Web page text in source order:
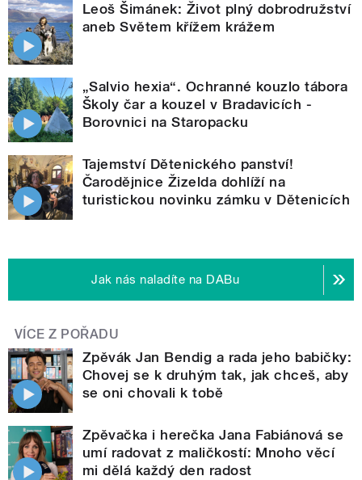
Leoš Šimánek: Život plný dobrodružství
aneb Světem křížem krážem
„Salvio hexia“. Ochranné kouzlo tábora
Školy čar a kouzel v Bradavicích -
Borovnici na Staropacku
Tajemství Dětenického panství!
Čarodějnice Žizelda dohlíží na
turistickou novinku zámku v Dětenicích
Jak nás naladíte na DABu
VÍCE Z POŘADU
Zpěvák Jan Bendig a rada jeho babičky:
Chovej se k druhým tak, jak chceš, aby
se oni chovali k tobě
Zpěvačka i herečka Jana Fabiánová se
umí radovat z maličkostí: Mnoho věcí
mi dělá každý den radost